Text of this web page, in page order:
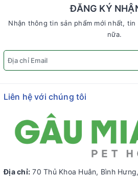
ĐĂNG KÝ
Nhận thông tin sản phẩm mới nhất,
nữa.
Liên hệ với chúng tôi
Địa chỉ: 70 Thủ Khoa Huân, Bình